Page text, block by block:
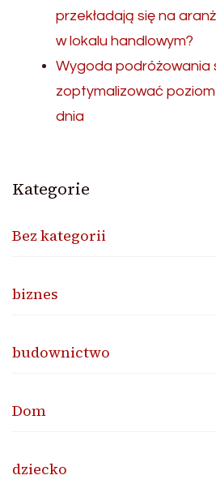
przekładają się na
w lokalu handlowym?
Wygoda podróżowania
zoptymalizować
dnia
Kategorie
Bez kategorii
biznes
budownictwo
Dom
dziecko